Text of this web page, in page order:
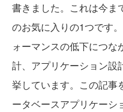
書きました。これは今ま
のお気に入りの1つです
ォーマンスの低下につな
計、アプリケーション設
挙しています。この記事
ータベースアプリケーシ